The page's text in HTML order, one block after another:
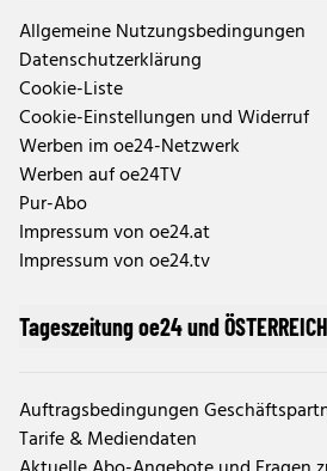
Allgemeine Nutzungsbedingungen
Datenschutzerklärung
Cookie-Liste
Cookie-Einstellungen und Widerruf
Werben im oe24-Netzwerk
Werben auf oe24TV
Pur-Abo
Impressum von oe24.at
Impressum von oe24.tv
Tageszeitung oe24 und ÖSTERREICH
Auftragsbedingungen
Tarife & Mediendaten